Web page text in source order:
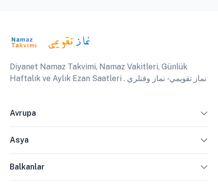
Diyanet Namaz Takvimi, Namaz Vakitleri, Günlük
Haftalık ve Aylık Ezan Saatleri . نماز تقويمي - نماز وقتلري
Avrupa
Asya
Balkanlar